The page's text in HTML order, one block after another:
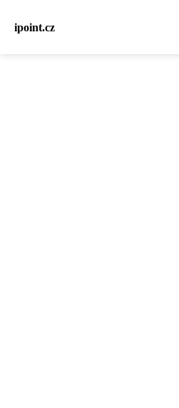
ipoint.cz